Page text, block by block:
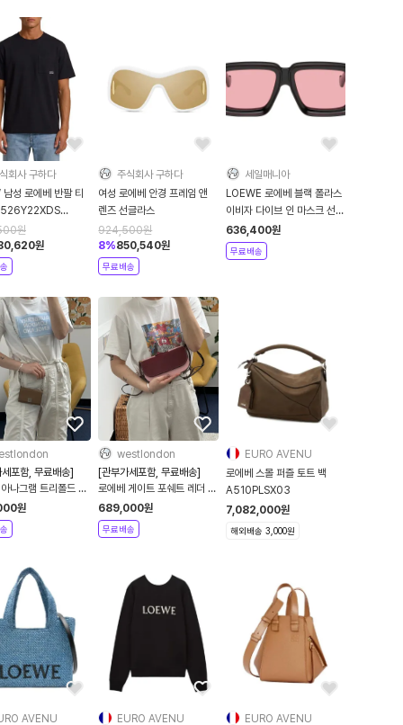
회사 구하다
성 로에베 반팔 티
원
원
주식회사 구하다
여성 로에베 안경 프레임 앤
렌즈 선글라스
924,500원
8%850,540원
무료배송
세일매니아
LOEWE 로에베 블랙 폴라스
이비자 다이브 인 마스크 선글
라스 - Shiny 블랙
636,400원
무료배송
포함, 무료배송]
나그램 트리폴드 그
월렛 크로스백
C821374X05
원
westlondon
[관부가세포함, 무료배송]
로에베 게이트 포쉐트 레더 크
로스백 WINE
0010316958
689,000원
무료배송
EURO AVENU
로에베 스몰 퍼즐 토트 백
A510PLSX03
7,082,000원
해외배송 3,000원
AVENU EURO AVENU EURO AVENU